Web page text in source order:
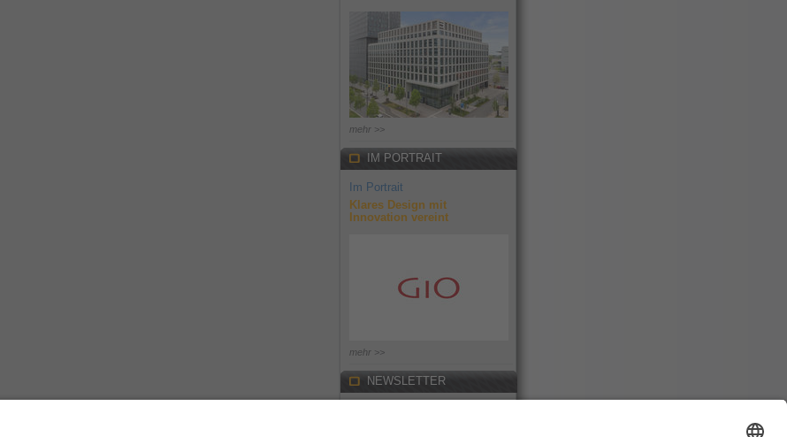
mehr >>
IM PORTRAIT
Im Portrait
Klares Design mit
Innovation vereint
mehr >>
NEWSLETTER